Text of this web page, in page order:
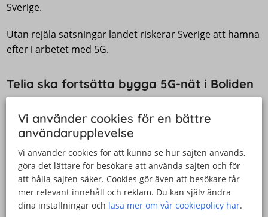
Sverige.
Utan rejäla satsningar landet riskerar Sverige att hamna
efter i arbetet med 5G.
Telia ska fortsätta bygga 5G-nät i Boliden
bygger. När nätet på KTH:s campus är klart kommer
man fortsätta i gruvan i Boliden. Även det arbetet
kommer ske i samarbete med Ericsson.
Telia arbetar även med ett innovationsprojekt som
berör autonoma nät som ska klara sig även i
krissituationer. Exempelvis om alla andra nät skärs ned
Vi använder cookies för en bättre
användarupplevelse
Vi använder cookies för att kunna se hur sajten används,
göra det lättare för besökare att använda sajten och för
att hålla sajten säker. Cookies gör även att besökare får
mer relevant innehåll och reklam. Du kan själv ändra
dina inställningar och läsa mer om vår cookiepolicy här.